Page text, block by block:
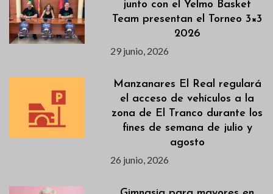
junto con el Yelmo Basket
Team presentan el Torneo 3×3
2026
29 junio, 2026
Manzanares El Real regulará
el acceso de vehículos a la
zona de El Tranco durante los
fines de semana de julio y
agosto
26 junio, 2026